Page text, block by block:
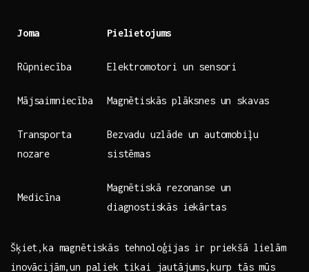
Joma Pielietojums
Rūpniecība Elektromotori un sensori
Mājsaimniecība Magnētiskās plāksnes un skavas
Transporta
nozare
Bezvadu uzlāde un automobiļu
sistēmas
Medicīna
Magnētiskā rezonanse un
diagnostiskās iekārtas
Šķiet,ka magnētiskās tehnoloģijas ⁣ir priekšā lielām
inovācijām,un paliek ⁢tikai jautājums,kurp tās mūs⁢